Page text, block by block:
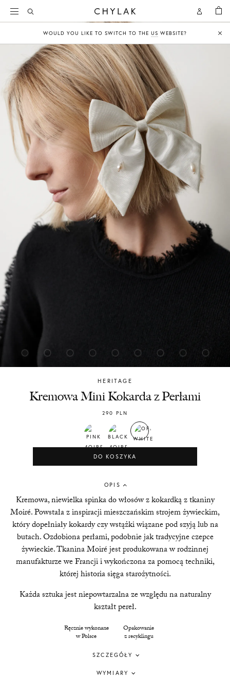
Open
Account
Open
Search
WOULD YOU LIKE TO SWITCH TO THE US WEBSITE?
HERITAGE
Chylak
Kremowa Mini Kokarda z Perłami
290 PLN
DO KOSZYKA
OPIS
Kremowa, niewielka spinka do włosów z kokardką z tkaniny
Moiré. Powstała z inspiracji mieszczańskim strojem żywieckim,
który dopełniały kokardy czy wstążkiwiązane pod szyją lub na
butach.Ozdobiona perłami, podobnie jak tradycyjne czepce
żywieckie.Tkanina Moiré jest produkowana w rodzinnej
manufakturze we Francji i wykończona za pomocą techniki,
której historia sięga starożytności.
Każda sztuka jest niepowtarzalna ze względu na naturalny
kształt pereł.
Ręcznie wykonane
w Polsce
Opakowanie
z recyklingu
SZCZEGÓŁY
WYMIARY